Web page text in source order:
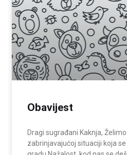
Obavijest
Dragi sugrađani Kaknja,
zabrinjavajućoj situaciji koja